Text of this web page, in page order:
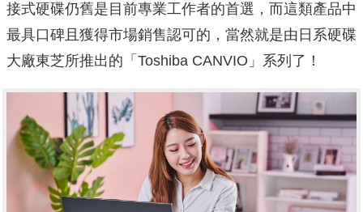
接式硬碟仍舊是目前專業工作者的首選，而這類產品中
最具口碑且獲得市場銷售認可的，當然就是由日系硬碟
大廠東芝所推出的「Toshiba CANVIO」系列了！